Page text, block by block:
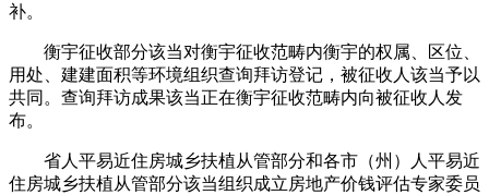
补。
衡宇征收部分该当对衡宇征收范畴内衡宇的权属、区位、
用处、建建面积等环境组织查询拜访登记，被征收人该当予以
共同。查询拜访成果该当正在衡宇征收范畴内向被征收人发
布。
省人平易近住房城乡扶植从管部分和各市（州）人平易近
住房城乡扶植从管部分该当组织成立房地产价钱评估专家委员